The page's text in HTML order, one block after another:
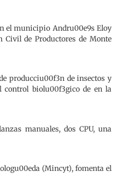
el municipio Andru00e9s Eloy
Civil de Productores de Monte
producciu00f3n de insectos y
control biolu00f3gico de en la
manuales, dos CPU, una
(Mincyt), fomenta el